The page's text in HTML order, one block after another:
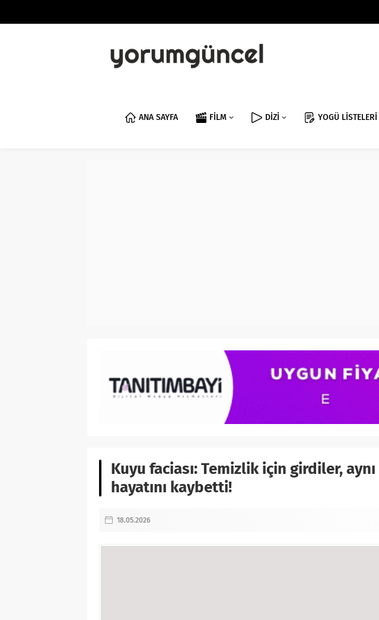
ANA SAYFA FİLM DİZİ YOGÜ LİSTELERİ
Kuyu faciası: Temizlik için girdiler,
hayatını kaybetti!
18.05.2026